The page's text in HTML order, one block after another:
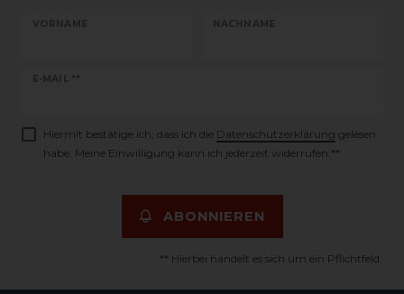
VORNAME NACHNAME
E-MAIL **
Newsletter
Hiermit bestätige ich, dass ich die Daten­schutz­erklärung gelesen
habe. Meine Einwilligung kann ich jederzeit widerrufen.**
ABONNIEREN
** Hierbei handelt es sich um ein Pflichtfeld.